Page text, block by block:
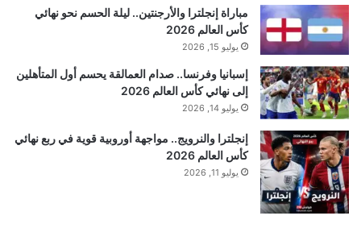
مباراة إنجلترا والأرجنتين.. ليلة الحسم نحو نهائي
كأس العالم 2026
يوليو 15, 2026
إسبانيا وفرنسا.. صدام العمالقة يحسم أول المتأهلين
إلى نهائي كأس العالم 2026
يوليو 14, 2026
إنجلترا والنرويج.. مواجهة أوروبية قوية في ربع نهائي
كأس العالم 2026
يوليو 11, 2026